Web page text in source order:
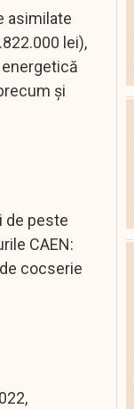
asimilate
lei),
şi
de peste
CAEN:
cocserie